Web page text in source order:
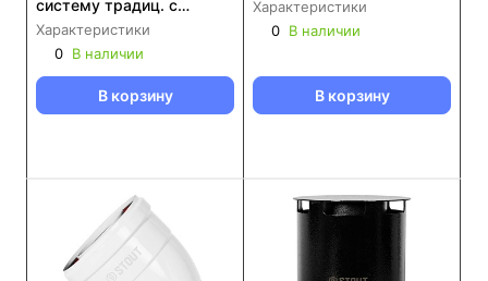
систему традиц. с
D60/100 на D80/80
STOUT (SCR-0080-
250001)(SCR-0080-
250003)
Характеристики
0 В наличии
В корзину
Характеристики
0 В наличии
В корзину